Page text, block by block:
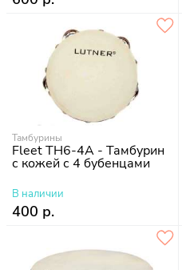
Тамбурины
Fleet TH6-4A - Тамбурин
с кожей с 4 бубенцами
В наличии
400 р.